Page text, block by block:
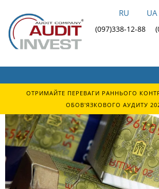
RU UA
(097)338-12-88
ОТРИМАЙТЕ ПЕРЕВАГИ РАННЬОГО
ОБОВ'ЯЗКОВОГО АУДИТУ